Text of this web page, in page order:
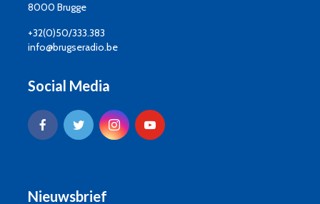
8000 Brugge
+32(0)50/333.383
info@brugseradio.be
Social Media
Nieuwsbrief